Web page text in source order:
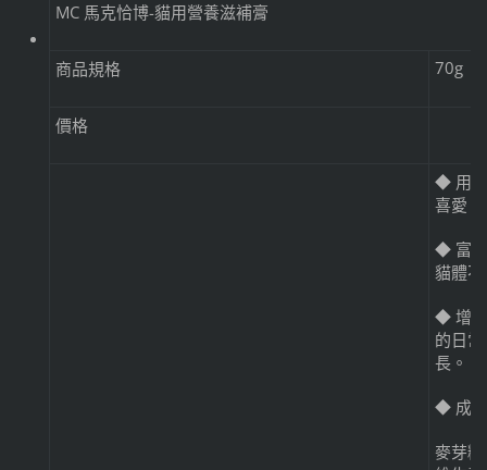
MC 馬克恰博-貓用營養滋補膏
商品規格 70g
價格
◆ 用於
喜愛。
◆ 富含
貓體
◆ 增進
的日
長。
◆ 成
麥芽